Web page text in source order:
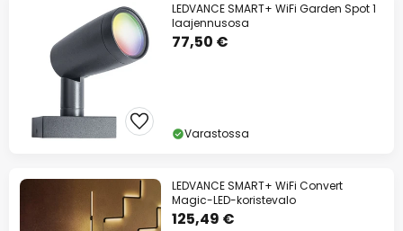
LEDVANCE SMART+ WiFi Garden Spot 1
laajennusosa
77,50 €
Varastossa
LEDVANCE SMART+ WiFi Convert
Magic-LED-koristevalo
125,49 €